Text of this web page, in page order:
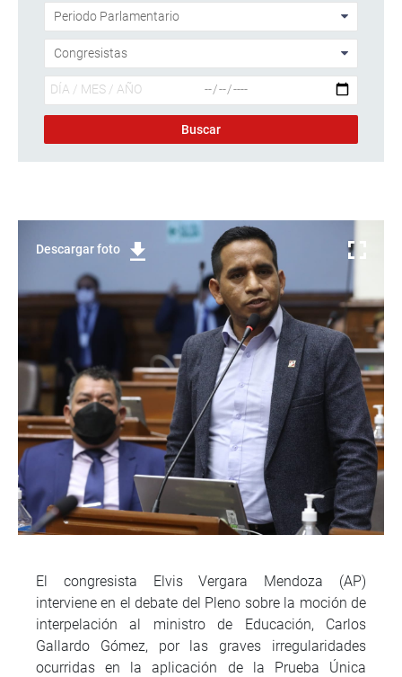
Descargar foto
El congresista Elvis Vergara Mendoza (AP)
interviene en el debate del Pleno sobre la moción de
interpelación al ministro de Educación, Carlos
Gallardo Gómez, por las graves irregularidades
ocurridas en la aplicación de la Prueba Única